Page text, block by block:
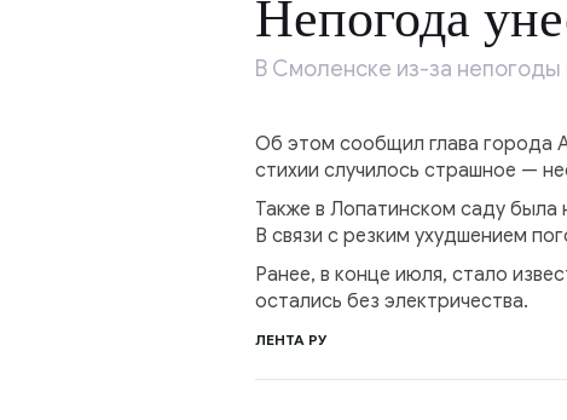
Непогода
В Смоленске из-за непогоды
Об этом сообщил глава города
стихии случилось страшное —
Также в Лопатинском саду
В связи с резким ухудшением
Ранее, в конце июля, стало
остались без электричества.
ЛЕНТА РУ